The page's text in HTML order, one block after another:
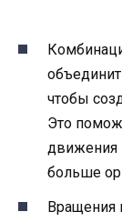
чтобы
Это
движения
больше
Вращения